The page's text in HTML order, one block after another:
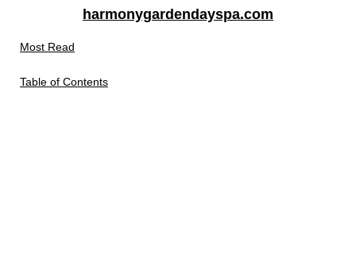
harmonygardendayspa.com
Most Read
Table of Contents